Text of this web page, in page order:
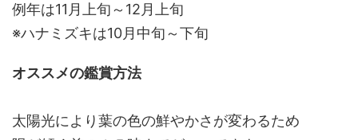
例年は11月上旬～12月上旬
※ハナミズキは10月中旬～下旬
オススメの鑑賞方法
太陽光により葉の色の鮮やかさが変わるため